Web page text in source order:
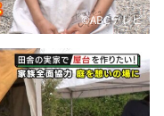
©ABCテレビ